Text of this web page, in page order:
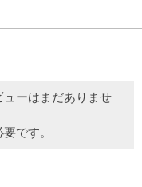
ーはまだありませ
です。